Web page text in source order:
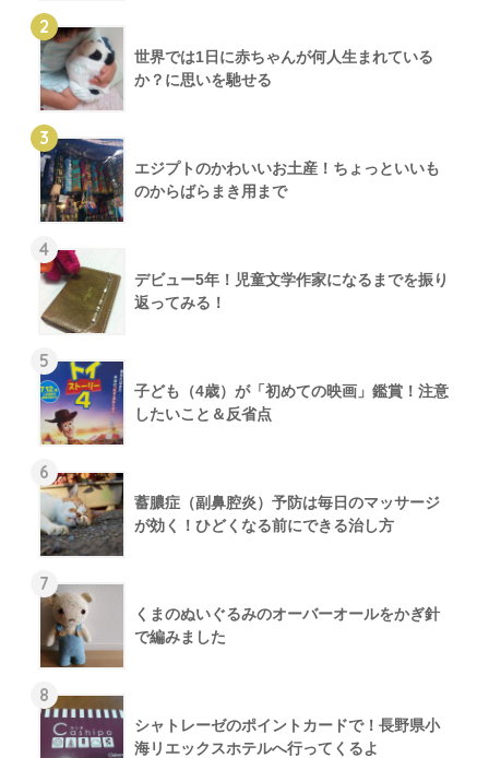
2
世界では1日に赤ちゃんが何人生まれている
か？に思いを馳せる
3
エジプトのかわいいお土産！ちょっといいも
のからばらまき用まで
4
デビュー5年！児童文学作家になるまでを振り
返ってみる！
5
子ども（4歳）が「初めての映画」鑑賞！注意
したいこと＆反省点
6
蓄膿症（副鼻腔炎）予防は毎日のマッサージ
が効く！ひどくなる前にできる治し方
7
くまのぬいぐるみのオーバーオールをかぎ針
で編みました
8
シャトレーゼのポイントカードで！長野県小
海リエックスホテルへ行ってくるよ